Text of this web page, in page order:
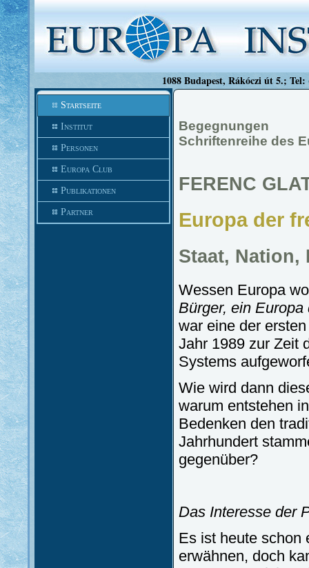
1088 Budapest, Rákóczi út 5.;
Startseite
Institut
Personen
Europa Club
Publikationen
Partner
Begegnungen
Schriftenreihe des
FERENC
Europa der
Staat, Nation,
Wessen Europa
Bürger, ein
war eine der
Jahr 1989 zur Zeit
Systems
Wie wird dann
warum entstehen
Bedenken den
Jahrhundert
gegenüber?
Das Interesse der
Es ist heute
erwähnen, doch